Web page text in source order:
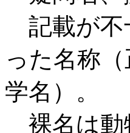
記載が不
った名称
学名）。
裸名は動